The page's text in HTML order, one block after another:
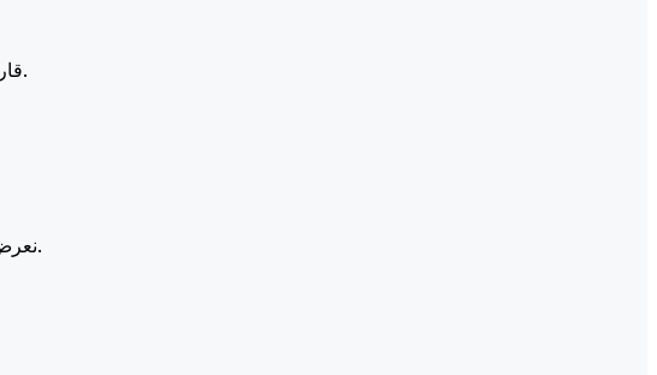
أسعارنا على البنوك الكبرى، مما يزيد من قيمة تحويلك.
قبل تأكيد التحويل حتى تعرف بالضبط ما ستدفعه. تعني رسومنا المنخفضة المزيد من التوفير لك.